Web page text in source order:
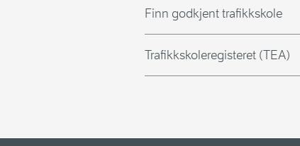
Finn godkjent trafikkskole
Trafikkskoleregisteret (TEA)